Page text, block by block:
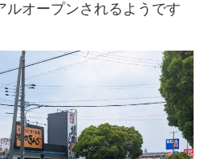
ルオープンされるようです